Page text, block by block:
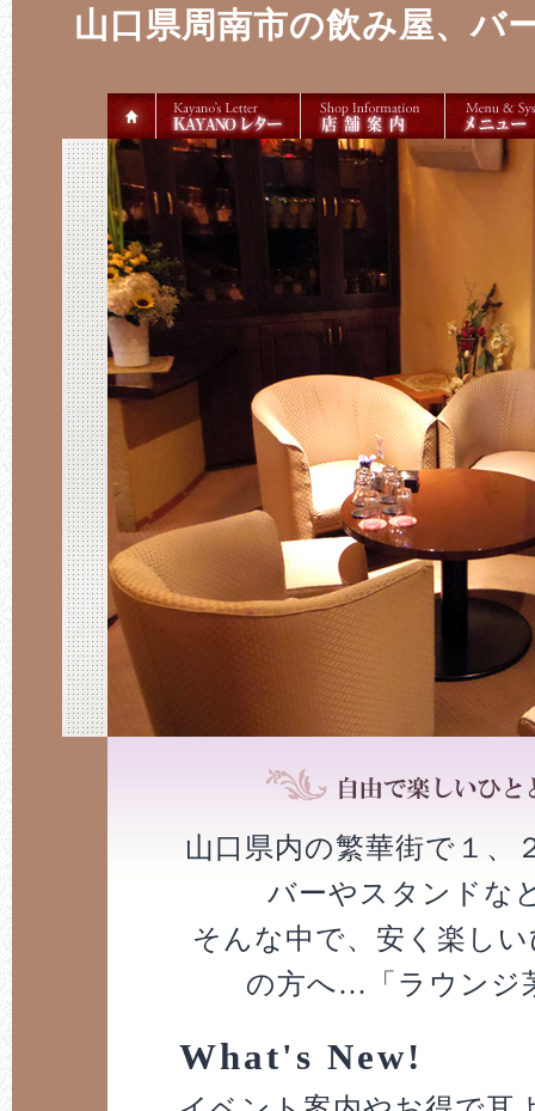
山口県周南市の飲み屋、バ
山口県内の繁華街で１、
バーやスタンドな
そんな中で、安く楽し
の方へ…「ラウンジ
What's New!